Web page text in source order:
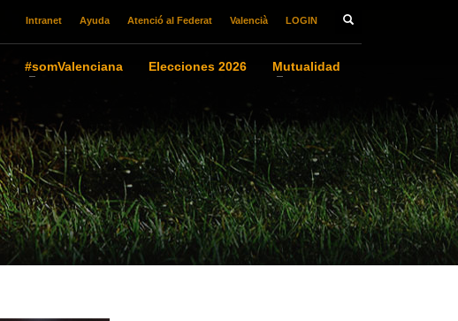
Intranet Ayuda Atenció al Federat Valencià LOGIN
#somValenciana Elecciones 2026
Mutualidad